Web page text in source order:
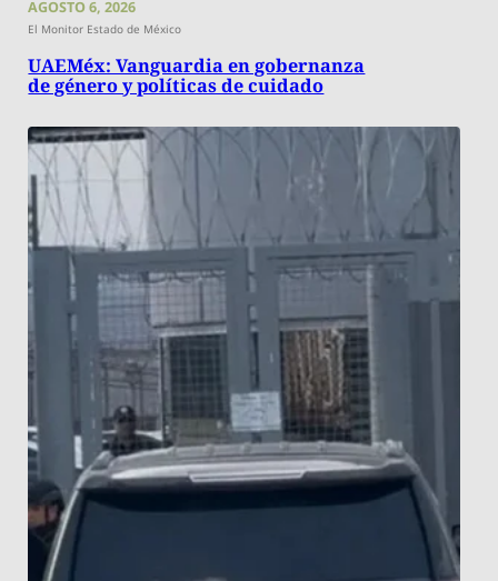
AGOSTO 6, 2026
El Monitor Estado de México
UAEMéx: Vanguardia en gobernanza
de género y políticas de cuidado